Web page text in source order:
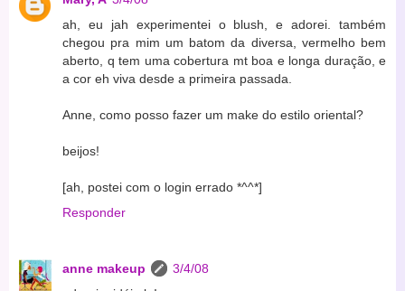
ah, eu jah experimentei o blush, e adorei. também
chegou pra mim um batom da diversa, vermelho bem
aberto, q tem uma cobertura mt boa e longa duração, e
a cor eh viva desde a primeira passada.
Anne, como posso fazer um make do estilo oriental?
beijos!
[ah, postei com o login errado *^^*]
Responder
anne makeup
3/4/08